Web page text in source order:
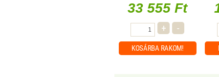
33 555 Ft
+ -
KOSÁRBA RAKOM!